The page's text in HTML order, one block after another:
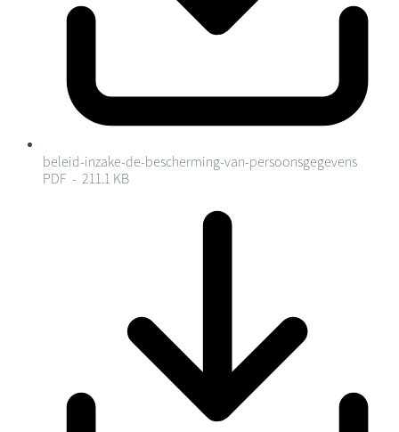
beleid-inzake-de-bescherming-van-persoonsgegevens
PDF - 211.1 KB